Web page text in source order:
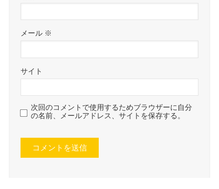
メール ※
サイト
次回のコメントで使用するためブラウザーに自分
の名前、メールアドレス、サイトを保存する。